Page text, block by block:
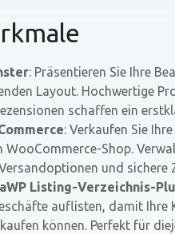
: Präsentieren Sie Ihre
Layout. Hochwertige
schaffen ein
: Verkaufen Sie
Shop.
und sichere
Listing-Verzeichnis-
auflisten, damit Ihre
können. Perfekt für